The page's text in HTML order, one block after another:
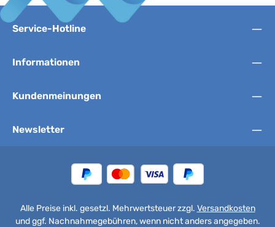
Service-Hotline
Informationen
Kundenmeinungen
Newsletter
Alle Preise inkl. gesetzl. Mehrwertsteuer zzgl. Versandkosten
und ggf. Nachnahmegebühren, wenn nicht anders angegeben.